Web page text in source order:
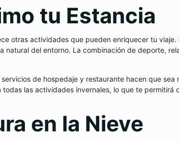
tu Estancia
otras actividades que pueden enriquecer tu
natural del entorno. La combinación de deporte,
servicios de hospedaje y restaurante hacen que
las actividades invernales, lo que te
en la Nieve